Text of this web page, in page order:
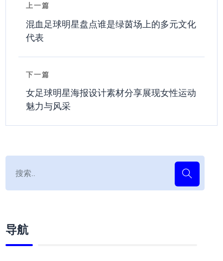
上一篇
混血足球明星盘点谁是绿茵场上的多元文化
代表
下一篇
女足球明星海报设计素材分享展现女性运动
魅力与风采
导航